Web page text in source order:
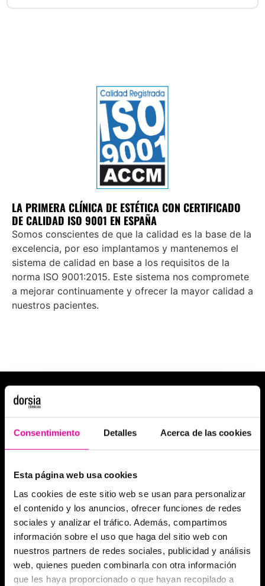
Consentimiento Detalles Acerca de las cookies
Esta página web usa cookies
Las cookies de este sitio web se usan para personalizar
el contenido y los anuncios, ofrecer funciones de redes
sociales y analizar el tráfico. Además, compartimos
información sobre el uso que haga del sitio web con
nuestros partners de redes sociales, publicidad y análisis
web, quienes pueden combinarla con otra información
que les haya proporcionado o que hayan recopilado a
LA PRIMERA CLÍNICA DE ESTÉTICA CON CERTIFICADO
DE CALIDAD ISO 9001 EN ESPAÑA
Somos conscientes de que la calidad es la base de la
excelencia, por eso implantamos y mantenemos el
sistema de calidad en base a los requisitos de la
norma ISO 9001:2015. Este sistema nos compromete
a mejorar continuamente y ofrecer la mayor calidad a
nuestros pacientes.